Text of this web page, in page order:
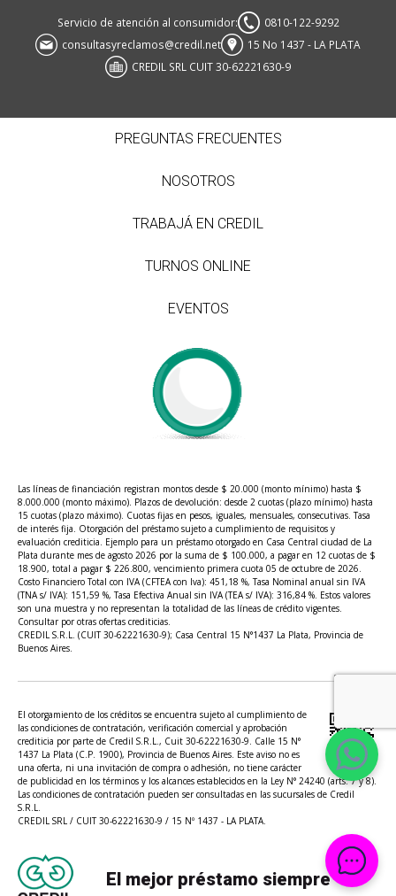
Servicio de atención al consumidor:
0810-122-9292
consultasyreclamos@credil.net
15 No 1437 - LA PLATA
CREDIL SRL CUIT 30-62221630-9
PREGUNTAS FRECUENTES
NOSOTROS
TRABAJÁ EN CREDIL
TURNOS ONLINE
EVENTOS
Las líneas de financiación registran montos desde $ 20.000 (monto mínimo) hasta $
8.000.000 (monto máximo). Plazos de devolución: desde 2 cuotas (plazo mínimo) hasta
15 cuotas (plazo máximo). Cuotas fijas en pesos, iguales, mensuales, consecutivas. Tasa
de interés fija. Otorgación del préstamo sujeto a cumplimiento de requisitos y
evaluación crediticia. Ejemplo para un préstamo otorgado en Casa Central ciudad de La
Plata durante mes de agosto 2026 por la suma de $ 100.000, a pagar en 12 cuotas de $
18.900, total a pagar $ 226.800, vencimiento primera cuota 05 de octubre de 2026.
Costo Financiero Total con IVA (CFTEA con Iva): 451,18 %, Tasa Nominal anual sin IVA
(TNA s/ IVA): 151,59 %, Tasa Efectiva Anual sin IVA (TEA s/ IVA): 316,84 %. Estos valores
son una muestra y no representan la totalidad de las líneas de crédito vigentes.
Consultar por otras ofertas crediticias.
CREDIL S.R.L. (CUIT 30-62221630-9); Casa Central 15 N°1437 La Plata, Provincia de
Buenos Aires.
El otorgamiento de los créditos se encuentra sujeto al cumplimiento de
las condiciones de contratación, verificación comercial y aprobación
crediticia por parte de Credil S.R.L., Cuit 30-62221630-9. Calle 15 N°
1437 La Plata (C.P. 1900), Provincia de Buenos Aires. Este aviso no es
una oferta, ni una invitación de compra o adhesión, no tiene carácter
de publicidad en los términos y los alcances establecidos en la Ley N° 24240 (arts. 7 y 8).
Las condiciones de contratación pueden ser consultadas en las sucursales de Credil
S.R.L.
CREDIL SRL / CUIT 30-62221630-9 / 15 Nº 1437 - LA PLATA.
El mejor préstamo siempre